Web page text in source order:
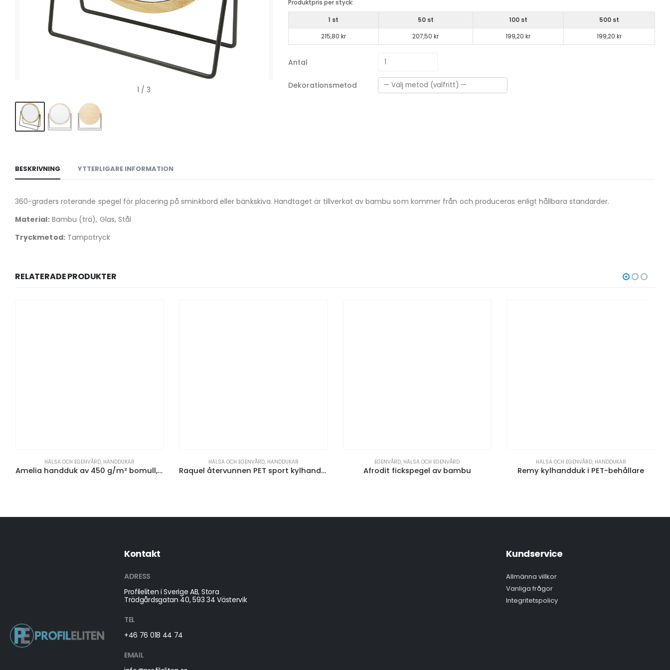
1 / 3
Produktpris per styck:
1 st 50 st 100 st 500 st
215,80 kr 207,50 kr 199,20 kr 199,20 kr
Antal
Dekorationsmetod
BESKRIVNING YTTERLIGARE INFORMATION
360-graders roterande spegel för placering på sminkbord eller bänkskiva. Handtaget är tillverkat av bambu som kommer från och produceras enligt hållbara standarder.
Material:Bambu (trä), Glas, Stål
Tryckmetod:Tampotryck
RELATERADE PRODUKTER
HÄLSA OCH EGENVÅRD, HANDDUKAR
Amelia handduk av 450 g/m² bomull, 70 x 140 cm
HÄLSA OCH EGENVÅRD, HANDDUKAR
Raquel återvunnen PET sport kylhandduk i påse 80 x 30 cm
EGENVÅRD, HÄLSA OCH EGENVÅRD
Afrodit fickspegel av bambu
HÄLSA OCH EGENVÅRD, HANDDUKAR
Remy kylhandduk i PET-behållare
Kontakt
ADRESS
Profileliten i Sverige AB, Stora
Trädgårdsgatan 40, 593 34 Västervik
TEL
+46 76 018 44 74
EMAIL
Kundservice
Allmänna villkor
Vanliga frågor
Integritetspolicy